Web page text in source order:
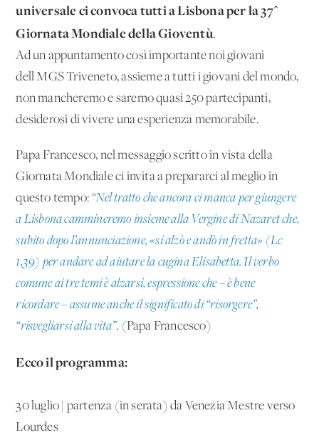
universale ci convoca tutti a Lisbona per la 37^
Giornata Mondiale della Gioventù.
Ad un appuntamento così importante noi giovani
dell'MGS Triveneto, assieme a tutti i giovani del mondo,
non mancheremo e saremo quasi 250 partecipanti,
desiderosi di vivere una esperienza memorabile.
Papa Francesco, nel messaggio scritto in vista della
Giornata Mondiale ci invita a prepararci al meglio in
questo tempo: “Nel tratto che ancora ci manca per giungere
a Lisbona cammineremo insieme alla Vergine di Nazaret che,
subito dopo l’annunciazione, «si alzò e andò in fretta» (Lc
1,39) per andare ad aiutare la cugina Elisabetta. Il verbo
comune ai tre temi è alzarsi, espressione che – è bene
ricordare – assume anche il significato di “risorgere”,
“risvegliarsi alla vita”. (Papa Francesco)
Ecco il programma:
30 luglio | partenza (in serata) da Venezia Mestre verso
Lourdes